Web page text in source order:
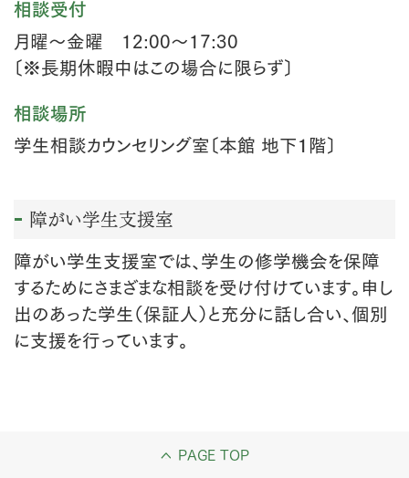
相談受付
月曜〜金曜 12:00〜17:30
〔※長期休暇中はこの場合に限らず〕
相談場所
学生相談カウンセリング室〔本館 地下１階〕
障がい学生支援室
障がい学生支援室では、学生の修学機会を保障
するためにさまざまな相談を受け付けています。申し
出のあった学生（保証人）と充分に話し合い、個別
に支援を行っています。
PAGE TOP